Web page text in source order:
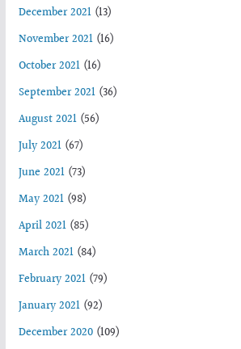
December 2021(13)
November 2021(16)
October 2021(16)
September 2021(36)
August 2021(56)
July 2021(67)
June 2021(73)
May 2021(98)
April 2021(85)
March 2021(84)
February 2021(79)
January 2021(92)
December 2020(109)